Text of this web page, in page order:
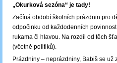
„Okurková sezóna“ je tady!
Začíná období školních prázdnin pro
odpočinku od každodenních
rukama či hlavou. Na rozdíl od těch
(včetně politiků).
Prázdniny – neprázdniny, Babiš se už